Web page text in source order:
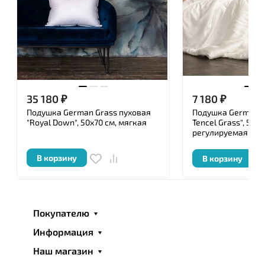
35 180₽
Подушка German Grass пуховая
"Royal Down", 50x70 см, мягкая
В корзину
7 180₽
Подушка German
Tencel Grass",
регулируемая
В корзину
Покупателю
Информация
Наш магазин